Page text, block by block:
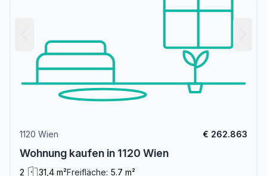
1120 Wien € 262.863
Wohnung kaufen in 1120 Wien
2 31,4 m²Freifläche: 5.7 m²